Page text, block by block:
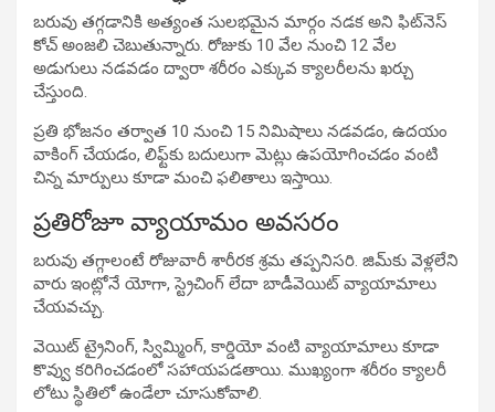
బరువు తగ్గడానికి అత్యంత సులభమైన మార్గం నడక అని ఫిట్‌నెస్
కోచ్ అంజలి చెబుతున్నారు. రోజుకు 10 వేల నుంచి 12 వేల
అడుగులు నడవడం ద్వారా శరీరం ఎక్కువ క్యాలరీలను ఖర్చు
చేస్తుంది.
ప్రతి భోజనం తర్వాత 10 నుంచి 15 నిమిషాలు నడవడం, ఉదయం
వాకింగ్ చేయడం, లిఫ్ట్‌కు బదులుగా మెట్లు ఉపయోగించడం వంటి
చిన్న మార్పులు కూడా మంచి ఫలితాలు ఇస్తాయి.
ప్రతిరోజూ వ్యాయామం అవసరం
బరువు తగ్గాలంటే రోజువారీ శారీరక శ్రమ తప్పనిసరి. జిమ్‌కు వెళ్లలేని
వారు ఇంట్లోనే యోగా, స్ట్రెచింగ్ లేదా బాడీవెయిట్ వ్యాయామాలు
చేయవచ్చు.
వెయిట్ ట్రైనింగ్, స్విమ్మింగ్, కార్డియో వంటి వ్యాయామాలు కూడా
కొవ్వు కరిగించడంలో సహాయపడతాయి. ముఖ్యంగా శరీరం క్యాలరీ
లోటు స్థితిలో ఉండేలా చూసుకోవాలి.